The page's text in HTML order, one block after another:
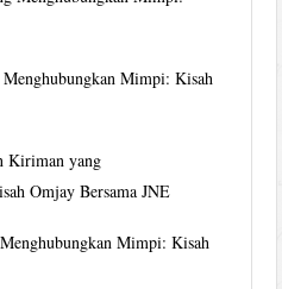
Mimpi: Kisah
Kiriman yang
Omjay Bersama JNE
Mimpi: Kisah